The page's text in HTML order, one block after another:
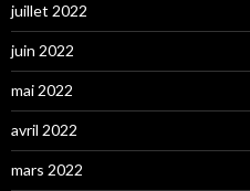
juillet 2022
juin 2022
mai 2022
avril 2022
mars 2022